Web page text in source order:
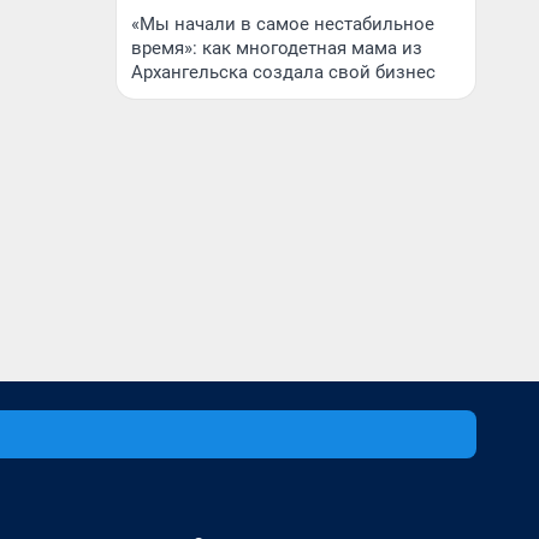
«Мы начали в самое нестабильное
время»: как многодетная мама из
Архангельска создала свой бизнес